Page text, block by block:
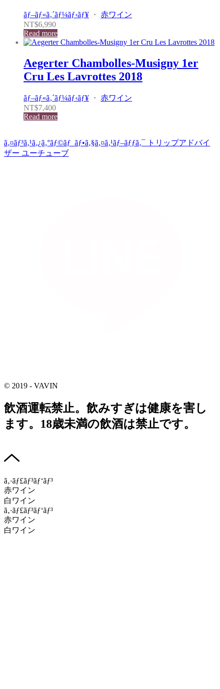
ãƒ–ãƒ«ã‚´ãƒ¼ãƒ‹ãƒ¥ ・ 赤ワイン
NT$6,990
Read more
Aegerter Chambolles-Musigny 1er
Cru Les Lavrottes 2018
ãƒ–ãƒ«ã‚´ãƒ¼ãƒ‹ãƒ¥ ・ 赤ワイン
NT$7,400
Read more
ã‚¤ãƒ³ã‚¹ã‚¿ã‚°ãƒ©ãƒ ãƒ•ã‚§ã‚¤ã‚¹ãƒ–ãƒƒã‚¯ トリップアドバイ
ザー ユーチューブ
© 2019 - VAVIN
飲酒運転禁止。飲みすぎは健康を害し
ます。18歳未満の飲酒は禁止です。
ã‚·ãƒ£ãƒ³ãƒ‘ãƒ³
赤ワイン
白ワイン
ã‚·ãƒ£ãƒ³ãƒ‘ãƒ³
赤ワイン
白ワイン